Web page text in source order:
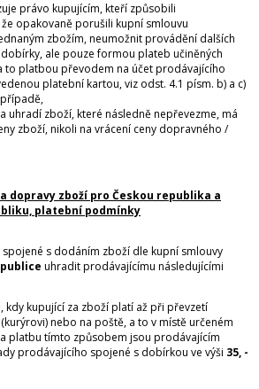
právo kupujícím, kteří způsobili
opakovaně porušili kupní smlouvu
zbožím, neumožnit provádění dalších
ale pouze formou plateb učiněných
to platbou převodem na účet prodávajícího
platební kartou, viz odst. 4.1 písm. b) a c)
uhradí zboží, které následně nepřevezme, má
zboží, nikoli na vrácení ceny dopravného /
dopravy zboží pro Českou republika a
platební podmínky
spojené s dodáním zboží dle kupní smlouvy
uhradit prodávajícímu následujícími
kdy kupující za zboží platí až při převzetí
nebo na poště, a to v místě určeném
platbu tímto způsobem jsou prodávajícím
prodávajícího spojené s dobírkou ve výši 35, -